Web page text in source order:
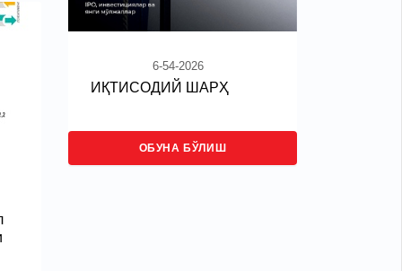
6-54-2026
ИҚТИСОДИЙ ШАРҲ
ОБУНА БЎЛИШ